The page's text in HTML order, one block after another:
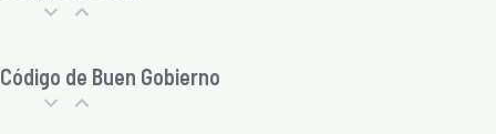
Código de Buen Gobierno